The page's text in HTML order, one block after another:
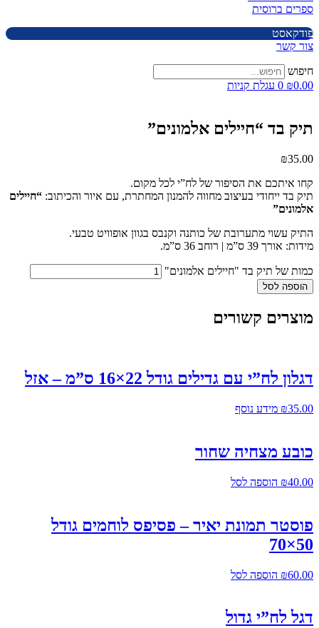
ספרים ברוסית
פודקאסט
צור קשר
חיפוש
₪0.00
0 עגלת קניות
תיק בד “חיילים אלמונים”
₪35.00
קחו איתכם את הסיפור של לח”י לכל מקום.
תיק בד ייחודי בעיצוב מחווה להמנון המחתרת, עם איור והכיתוב: “חיילים
אלמונים”
התיק עשוי מתערובת של כותנה וקנבס בגוון אופוויט טבעי.
מידות: אורך 39 ס”מ | רוחב 36 ס”מ.
כמות של תיק בד "חיילים אלמונים"
הוספה לסל
מוצרים קשורים
דגלון לח”י עם גדילים גודל 22×16 ס”מ – אזל
₪35.00 מידע נוסף
כובע מצחיה שחור
₪40.00 הוספה לסל
פוסטר תמונת יאיר – פסיפס לוחמים גודל
50×70
₪60.00 הוספה לסל
דגל לח”י גדול